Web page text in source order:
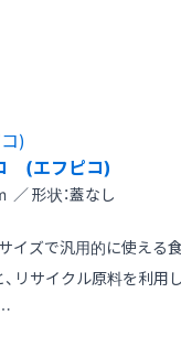
(エフピコ)
形状：蓋なし
イズで汎用的に使える
リサイクル原料を利用